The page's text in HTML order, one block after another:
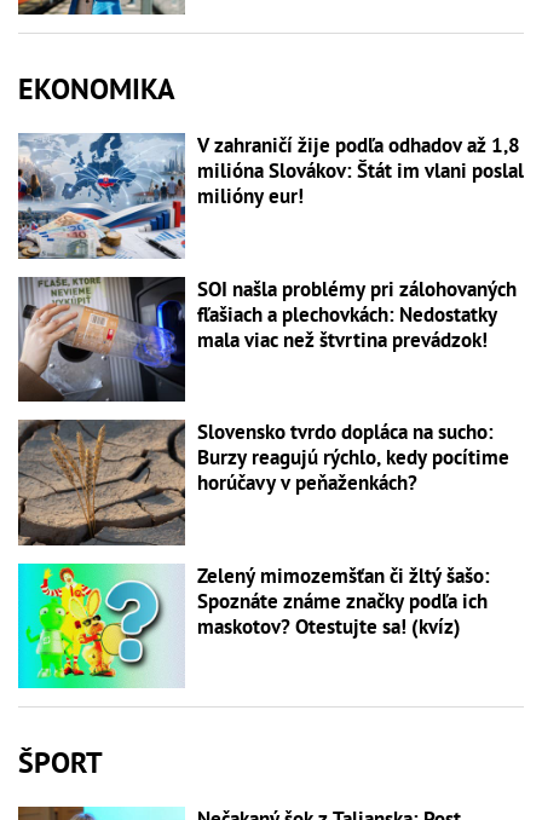
EKONOMIKA
V zahraničí žije podľa odhadov až 1,8
milióna Slovákov: Štát im vlani poslal
milióny eur!
SOI našla problémy pri zálohovaných
fľašiach a plechovkách: Nedostatky
mala viac než štvrtina prevádzok!
Slovensko tvrdo dopláca na sucho:
Burzy reagujú rýchlo, kedy pocítime
horúčavy v peňaženkách?
Zelený mimozemšťan či žltý šašo:
Spoznáte známe značky podľa ich
maskotov? Otestujte sa! (kvíz)
ŠPORT